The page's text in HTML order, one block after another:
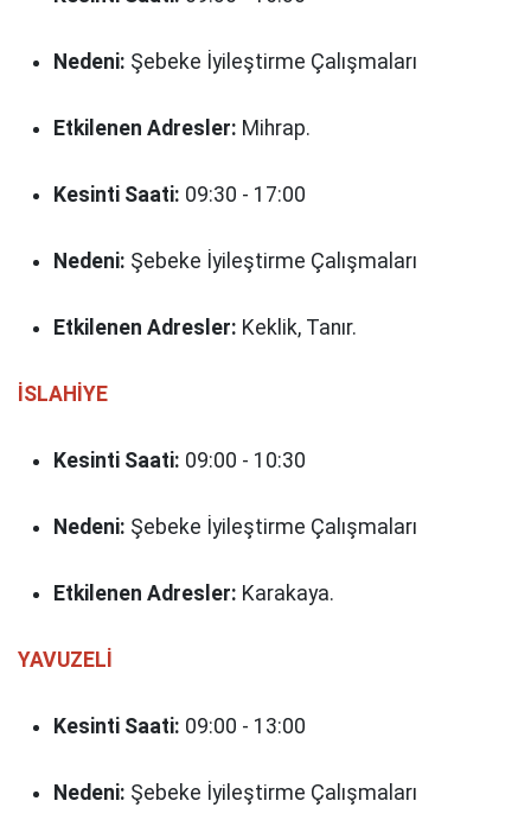
Nedeni: Şebeke İyileştirme Çalışmaları
Etkilenen Adresler: Mihrap.
Kesinti Saati: 09:30 - 17:00
Nedeni: Şebeke İyileştirme Çalışmaları
Etkilenen Adresler: Keklik, Tanır.
İSLAHİYE
Kesinti Saati: 09:00 - 10:30
Nedeni: Şebeke İyileştirme Çalışmaları
Etkilenen Adresler: Karakaya.
YAVUZELİ
Kesinti Saati: 09:00 - 13:00
Nedeni: Şebeke İyileştirme Çalışmaları